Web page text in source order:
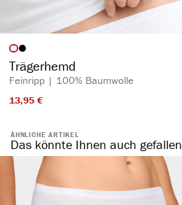
Artikelfarbe
Trägerhemd
Feinripp | 100% Baumwolle
13,95 €​
ÄHNLICHE ARTIKEL
Das könnte Ihnen auch gefallen